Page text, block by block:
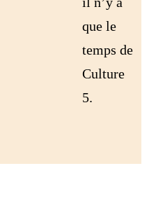
que le
temps de
Culture
5.